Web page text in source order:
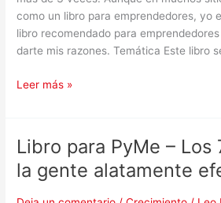
como un libro para emprendedores, yo
libro recomendado para
darte mis razones. Temática Este libro
recomendado
para
emprendedores
Leer más »
Libro para PyMe –
la gente alatamente
Libro
para
PyMe